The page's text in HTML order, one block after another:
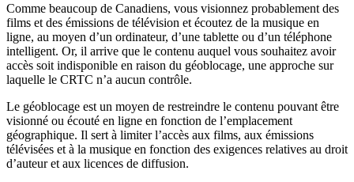
Comme beaucoup de Canadiens, vous visionnez probablement des
films et des émissions de télévision et écoutez de la musique en
ligne, au moyen d’un ordinateur, d’une tablette ou d’un téléphone
intelligent. Or, il arrive que le contenu auquel vous souhaitez avoir
accès soit indisponible en raison du géoblocage, une approche sur
laquelle le CRTC n’a aucun contrôle.
Le géoblocage est un moyen de restreindre le contenu pouvant être
visionné ou écouté en ligne en fonction de l’emplacement
géographique. Il sert à limiter l’accès aux films, aux émissions
télévisées et à la musique en fonction des exigences relatives au droit
d’auteur et aux licences de diffusion.